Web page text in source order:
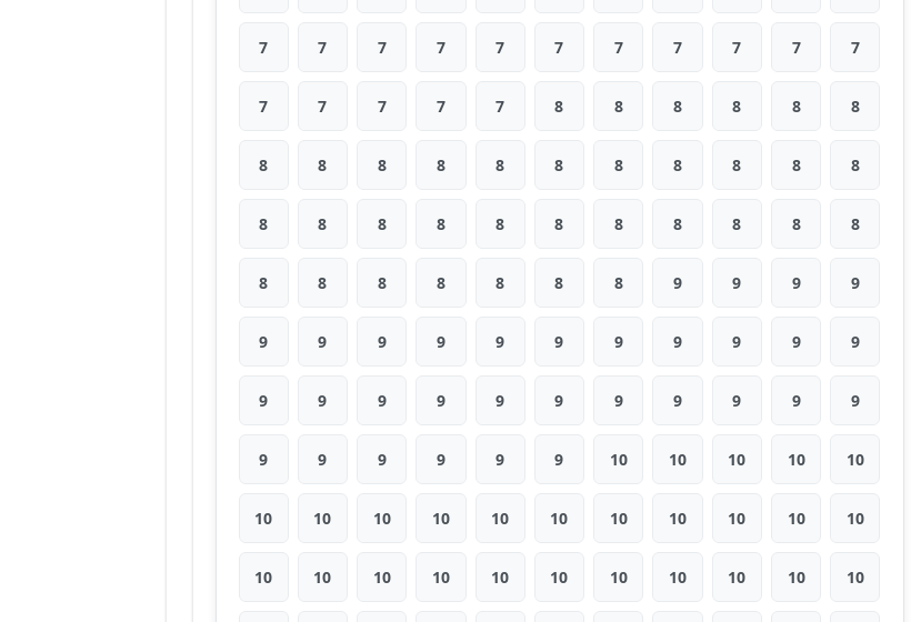
7 7 7 7 7 7 7 7 7 7 7
7 7 7 7 7 8 8 8 8 8 8
8 8 8 8 8 8 8 8 8 8 8
8 8 8 8 8 8 8 8 8 8 8
8 8 8 8 8 8 8 9 9 9 9
9 9 9 9 9 9 9 9 9 9 9
9 9 9 9 9 9 9 9 9 9 9
9 9 9 9 9 9 10 10 10 10 10
10 10 10 10 10 10 10 10 10 10 10
10 10 10 10 10 10 10 10 10 10 10